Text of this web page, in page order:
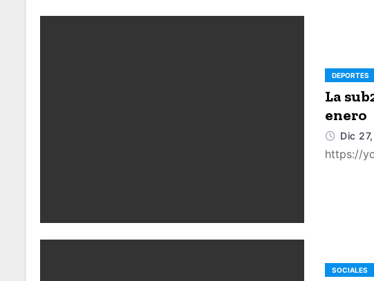
DEPORTES
La
enero
Dic
https://
SOCIALES